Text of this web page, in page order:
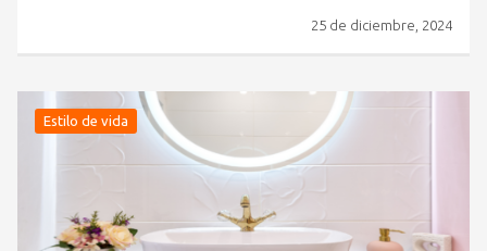
25 de diciembre, 2024
Estilo de vida